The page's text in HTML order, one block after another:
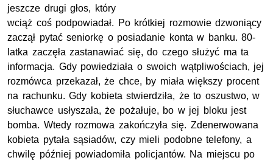
jeszcze drugi głos, który
wciąż coś podpowiadał. Po krótkiej rozmowie dzwoniący
zaczął pytać seniorkę o posiadanie konta w banku. 80-
latka zaczęła zastanawiać się, do czego służyć ma ta
informacja. Gdy powiedziała o swoich wątpliwościach, jej
rozmówca przekazał, że chce, by miała większy procent
na rachunku. Gdy kobieta stwierdziła, że to oszustwo, w
słuchawce usłyszała, że pożałuje, bo w jej bloku jest
bomba. Wtedy rozmowa zakończyła się. Zdenerwowana
kobieta pytała sąsiadów, czy mieli podobne telefony, a
chwilę później powiadomiła policjantów. Na miejscu po